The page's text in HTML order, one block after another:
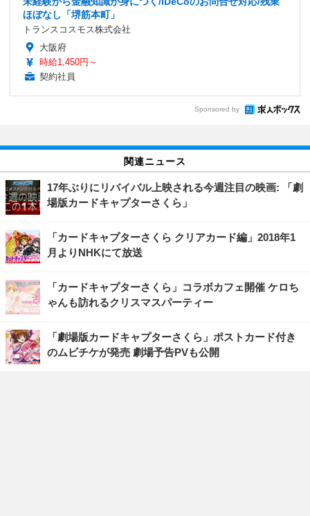
ほぼなし「堺筋本町」
トランスコスモス株式会社
大阪府
時給1,450円～
契約社員
Sponsored by
関連ニュース
17年ぶりにリバイバル上映される今週注目の映画: 「劇
場版カードキャプターさくら」
「カードキャプターさくら クリアカード編」2018年1
月よりNHKにて放送
「カードキャプターさくら」コラボカフェ開催 ケロち
ゃんも訪れるクリスマスパーティー
「劇場版カードキャプターさくら」ポストカード付き
のムビチケが発売 劇場予告PVも公開